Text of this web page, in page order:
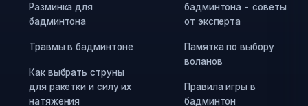
Разминка для
бадминтона
Травмы в бадминтоне
Как выбрать струны
для ракетки и силу их
натяжения
бадминтона - советы
от эксперта
Памятка по выбору
воланов
Правила игры в
бадминтон